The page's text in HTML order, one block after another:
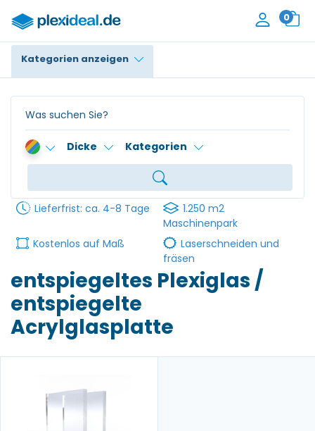
0
Kategorien anzeigen
Plexiglas®
Polycarbonat
HPL / Trespa®
Alupanel / Dibond®
PVC Schaum
Zubehör
Kontakt
Dicke Kategorien
Lieferfrist: ca. 4-8 Tage
1.250 m2
Maschinenpark
Kostenlos auf Maß
Laserschneiden und
fräsen
entspiegeltes Plexiglas /
entspiegelte
Acrylglasplatte